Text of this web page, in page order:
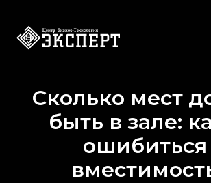
Сколько мест
быть в зале:
ошибиться